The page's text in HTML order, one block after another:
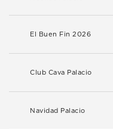
El Buen Fin 2026
Club Cava Palacio
Navidad Palacio